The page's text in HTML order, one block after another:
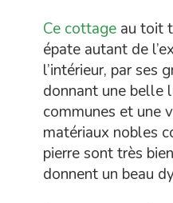
Ce cottage au toit
épate autant de
l’intérieur, par ses
donnant une belle
communes et une
matériaux nobles
pierre sont très
donnent un beau